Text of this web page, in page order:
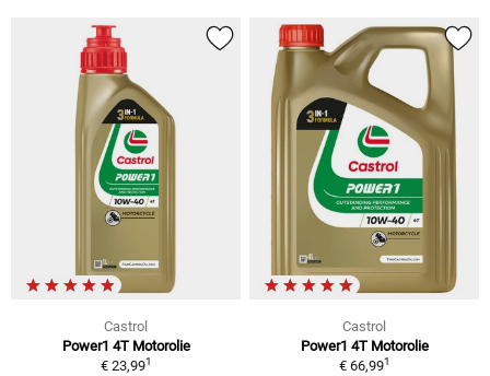
Castrol
Power1 4T Motorolie
€ 23,991
Castrol
Power1 4T Motorolie
€ 66,991